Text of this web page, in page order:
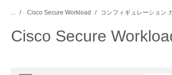
... Cisco Secure Workload コンフィギュレーション
Cisco Secure